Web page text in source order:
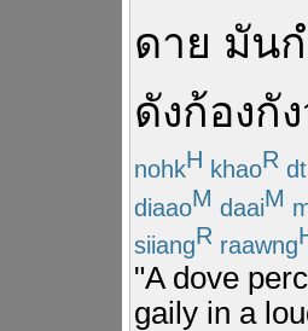
ดาย มัน
ดังก้องกั
nohkH khaoR
diaaoM daaiM
siiangR raawng
"A dove
gaily in a